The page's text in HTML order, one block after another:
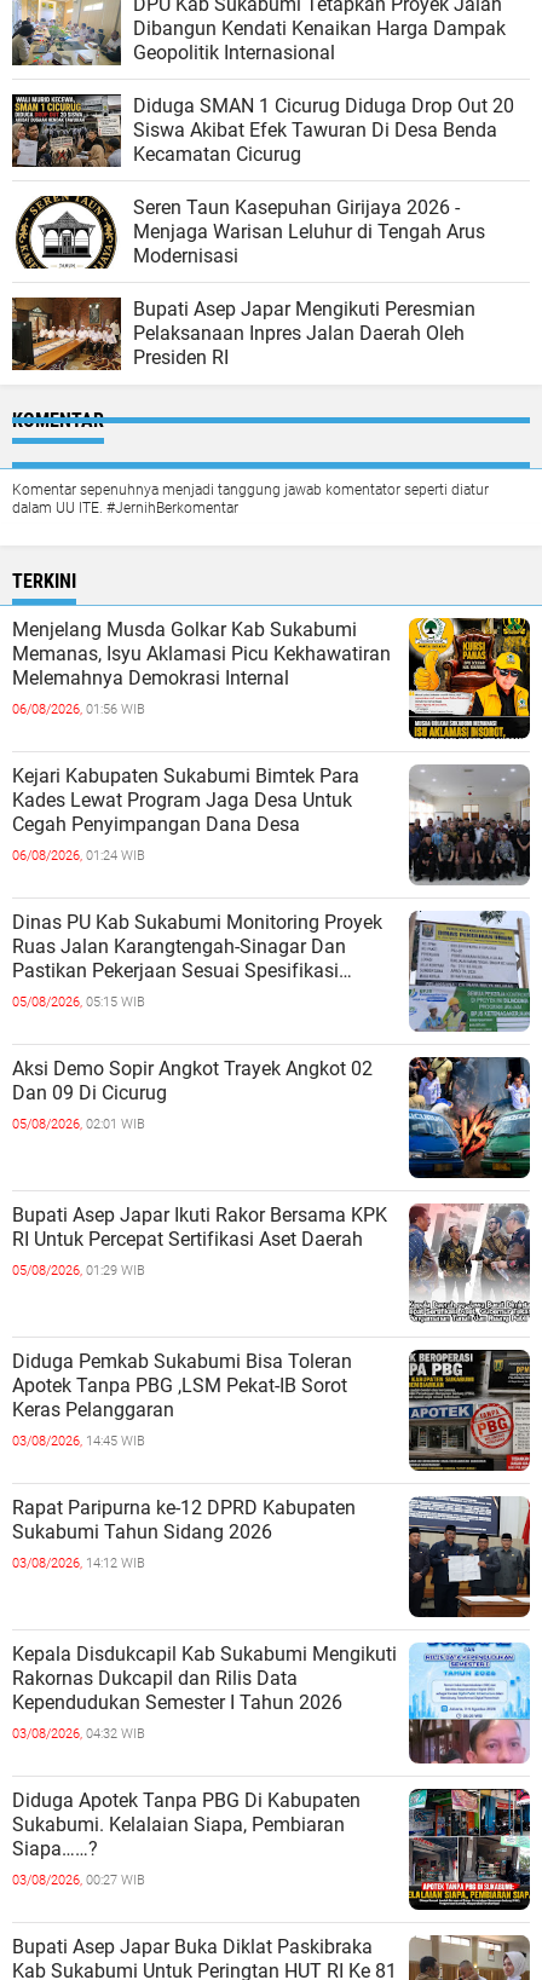
Dibangun Kendati Kenaikan Harga Dampak
Geopolitik Internasional
Diduga SMAN 1 Cicurug Diduga Drop Out 20
Siswa Akibat Efek Tawuran Di Desa Benda
Kecamatan Cicurug
Seren Taun Kasepuhan Girijaya 2026 -
Menjaga Warisan Leluhur di Tengah Arus
Modernisasi
Bupati Asep Japar Mengikuti Peresmian
Pelaksanaan Inpres Jalan Daerah Oleh
Presiden RI
KOMENTAR
Komentar sepenuhnya menjadi tanggung jawab komentator seperti diatur
dalam UU ITE. #JernihBerkomentar
TERKINI
Menjelang Musda Golkar Kab Sukabumi
Memanas, Isyu Aklamasi Picu Kekhawatiran
Melemahnya Demokrasi Internal
06/08/2026, 01:56 WIB
Kejari Kabupaten Sukabumi Bimtek Para
Kades Lewat Program Jaga Desa Untuk
Cegah Penyimpangan Dana Desa
06/08/2026, 01:24 WIB
Dinas PU Kab Sukabumi Monitoring Proyek
Ruas Jalan Karangtengah-Sinagar Dan
Pastikan Pekerjaan Sesuai Spesifikasi
Teknis
05/08/2026, 05:15 WIB
Aksi Demo Sopir Angkot Trayek Angkot 02
Dan 09 Di Cicurug
05/08/2026, 02:01 WIB
Bupati Asep Japar Ikuti Rakor Bersama KPK
RI Untuk Percepat Sertifikasi Aset Daerah
05/08/2026, 01:29 WIB
Diduga Pemkab Sukabumi Bisa Toleran
Apotek Tanpa PBG ,LSM Pekat-IB Sorot
Keras Pelanggaran
03/08/2026, 14:45 WIB
Rapat Paripurna ke-12 DPRD Kabupaten
Sukabumi Tahun Sidang 2026
03/08/2026, 14:12 WIB
Kepala Disdukcapil Kab Sukabumi Mengikuti
Rakornas Dukcapil dan Rilis Data
Kependudukan Semester I Tahun 2026
03/08/2026, 04:32 WIB
Diduga Apotek Tanpa PBG Di Kabupaten
Sukabumi. Kelalaian Siapa, Pembiaran
Siapa……?
03/08/2026, 00:27 WIB
Bupati Asep Japar Buka Diklat Paskibraka
Kab Sukabumi Untuk Peringtan HUT RI Ke 81